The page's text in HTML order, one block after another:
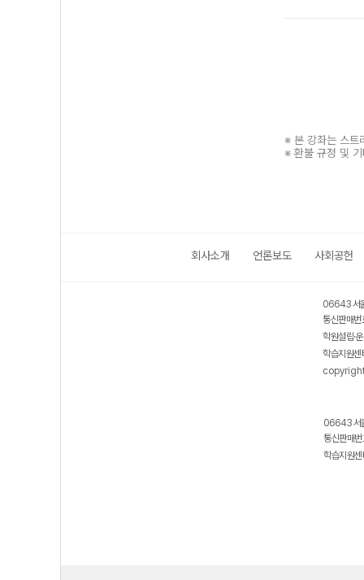
※ 본 강좌는 스트
※ 환불 규정 및
회사소개 언론보도 사회공헌
06643 서
통신판매
학원설립·
학습지원
06643 서
통신판매
학습지원